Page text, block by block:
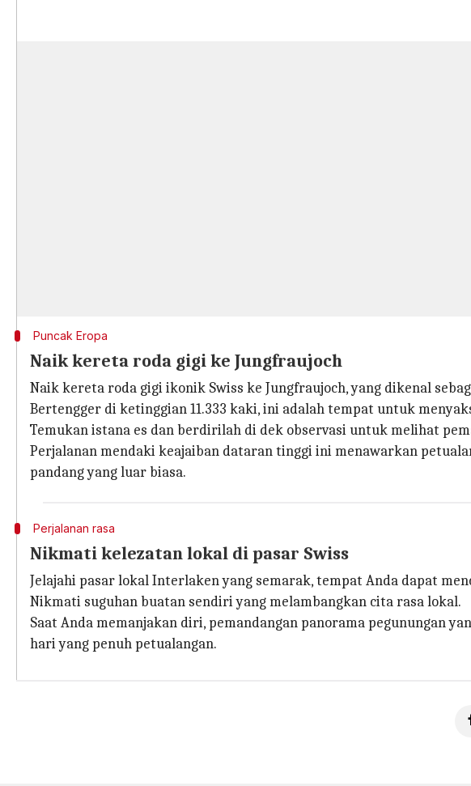
Puncak Eropa
Naik kereta roda gigi ke Jungfraujoch
Naik kereta roda gigi ikonik Swiss ke Jungfraujoch, yang dikenal
Bertengger di ketinggian 11.333 kaki, ini adalah tempat untuk
Temukan istana es dan berdirilah di dek observasi untuk melihat
Perjalanan mendaki keajaiban dataran tinggi ini menawarkan
pandang yang luar biasa.
Perjalanan rasa
Nikmati kelezatan lokal di pasar Swiss
Jelajahi pasar lokal Interlaken yang semarak, tempat Anda dapat
Nikmati suguhan buatan sendiri yang melambangkan cita rasa lokal.
Saat Anda memanjakan diri, pemandangan panorama pegunungan
hari yang penuh petualangan.